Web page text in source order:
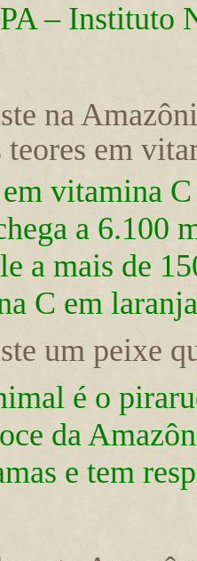
– Instituto
na
teores em
vitamina
a 6.100
a mais de
C em
um peixe
é o
da
e tem